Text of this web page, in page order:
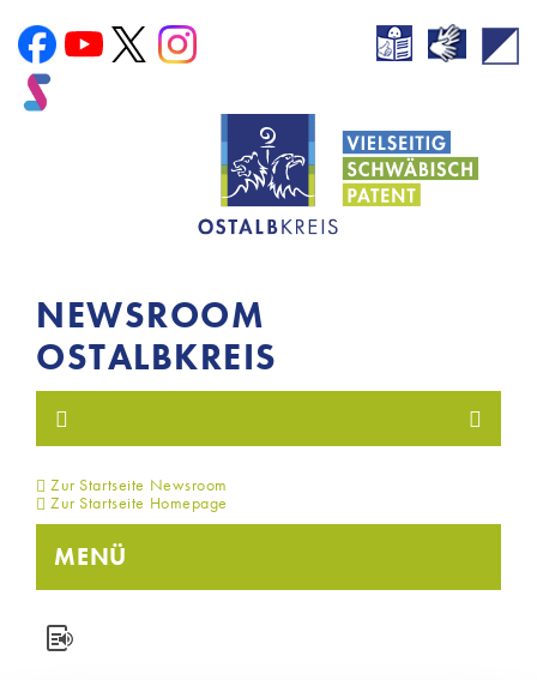
NEWSROOM
OSTALBKREIS
Zur Startseite Newsroom
Zur Startseite Homepage
MENÜ